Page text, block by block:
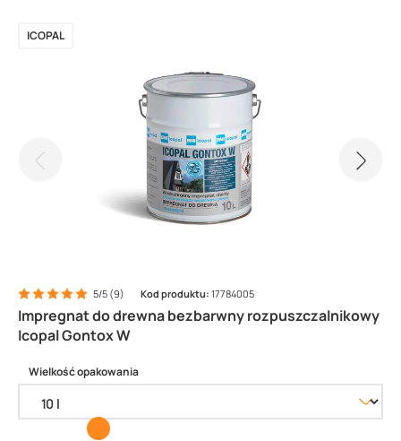
Impregnat do drewna bezbarwny rozpuszczalnikowy
Icopal Gontox W
ICOPAL
5/5 (9) Kod produktu: 17784005
Wielkość opakowania